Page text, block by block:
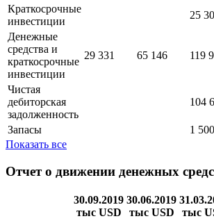
Краткосрочные
инвестиции
25
Денежные
средства и
краткосрочные
инвестиции
29 331 65 146 119
Чистая
дебиторская
задолженность
104
Запасы 1 500
Показать все
Отчет о движении денежных
30.09.2019
тыс USD
30.06.2019
тыс USD
тыс